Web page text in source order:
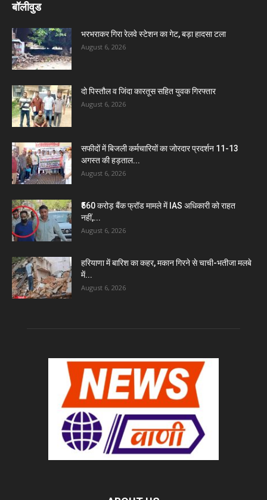
बॉलीवुड
भरभराकर गिरा रेलवे स्टेशन का गेट, बड़ा हादसा टला
August 6, 2026
दो पिस्तौल व जिंदा कारतूस सहित युवक गिरफ्तार
August 6, 2026
सफीदों में बिजली कर्मचारियों का जोरदार प्रदर्शन 11-13
अगस्त की हड़ताल...
August 6, 2026
₹560 करोड़ बैंक फ्रॉड मामले में IAS अधिकारी को राहत
नहीं,...
August 6, 2026
हरियाणा में बारिश का कहर, मकान गिरने से चाची-भतीजा मलबे
में...
August 6, 2026